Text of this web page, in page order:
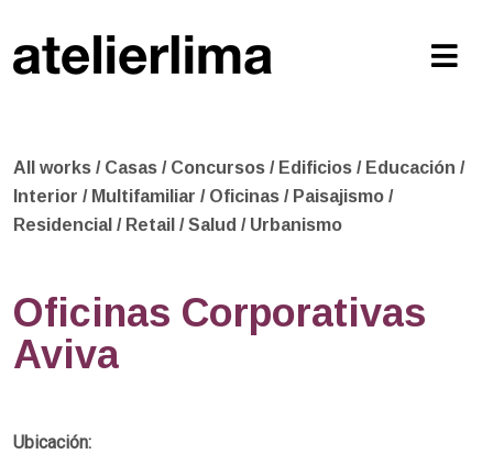
All works / Casas / Concursos / Edificios / Educación /
Interior / Multifamiliar / Oficinas / Paisajismo /
Residencial / Retail / Salud / Urbanismo
Oficinas Corporativas
Aviva
Ubicación: